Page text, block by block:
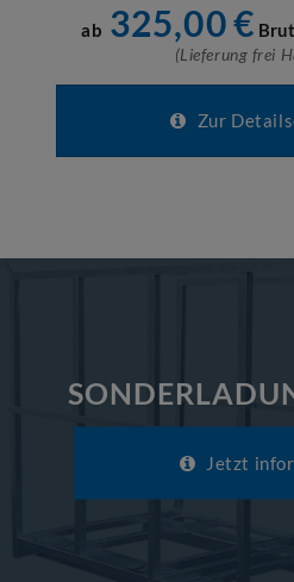
ab 325,00€
(Lieferung frei
Zur
Jetzt